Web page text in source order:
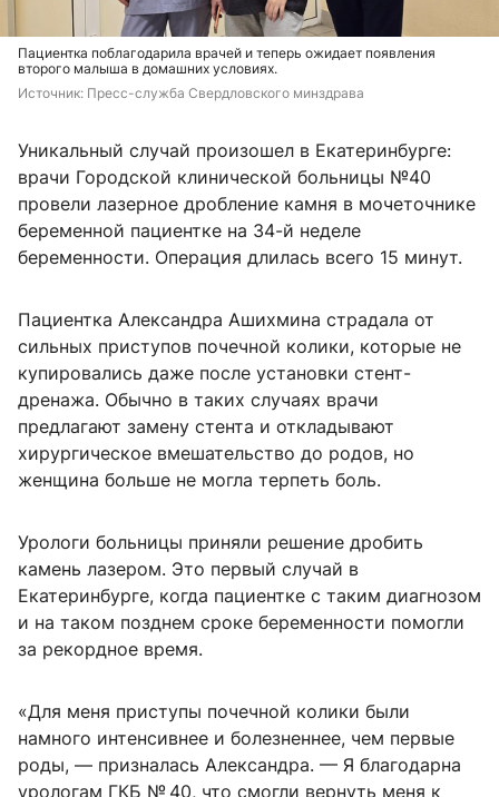
Пациентка поблагодарила врачей и теперь ожидает появления
второго малыша в домашних условиях.
Источник: Пресс-служба Свердловского минздрава
Уникальный случай произошел в Екатеринбурге:
врачи Городской клинической больницы №40
провели лазерное дробление камня в мочеточнике
беременной пациентке на 34-й неделе
беременности. Операция длилась всего 15 минут.
Пациентка Александра Ашихмина страдала от
сильных приступов почечной колики, которые не
купировались даже после установки стент-
дренажа. Обычно в таких случаях врачи
предлагают замену стента и откладывают
хирургическое вмешательство до родов, но
женщина больше не могла терпеть боль.
Урологи больницы приняли решение дробить
камень лазером. Это первый случай в
Екатеринбурге, когда пациентке с таким диагнозом
и на таком позднем сроке беременности помогли
за рекордное время.
«Для меня приступы почечной колики были
намного интенсивнее и болезненнее, чем первые
роды, — призналась Александра. — Я благодарна
урологам ГКБ № 40, что смогли вернуть меня к